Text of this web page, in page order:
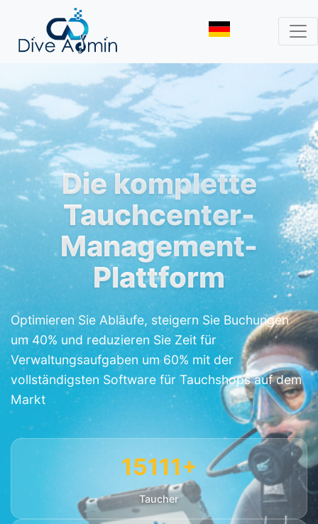
Die komplette
Tauchcenter-
Management-
Plattform
Optimieren Sie Abläufe, steigern Sie Buchungen
um 40% und reduzieren Sie Zeit für
Verwaltungsaufgaben um 60% mit der
vollständigsten Software für Tauchshops auf dem
Markt
15111+
Taucher